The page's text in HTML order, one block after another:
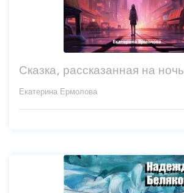
Сказка, рассказанная на ночь
Екатерина Ермолова